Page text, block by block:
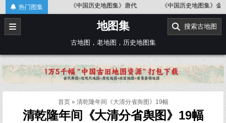
Skip
to
content
热门图集《中国历史地图集》唐代 《中国历史地图集》金、南宋
地图集
古地图，老地图，历史地图集
搜索古地图
首页» 清乾隆年间《大清分省舆图》19幅
清乾隆年间《大清分省舆图》19幅